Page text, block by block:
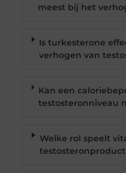
meest bij het
Is turkesterone
verhogen van
Kan een
testosteronniveau
Welke rol speelt